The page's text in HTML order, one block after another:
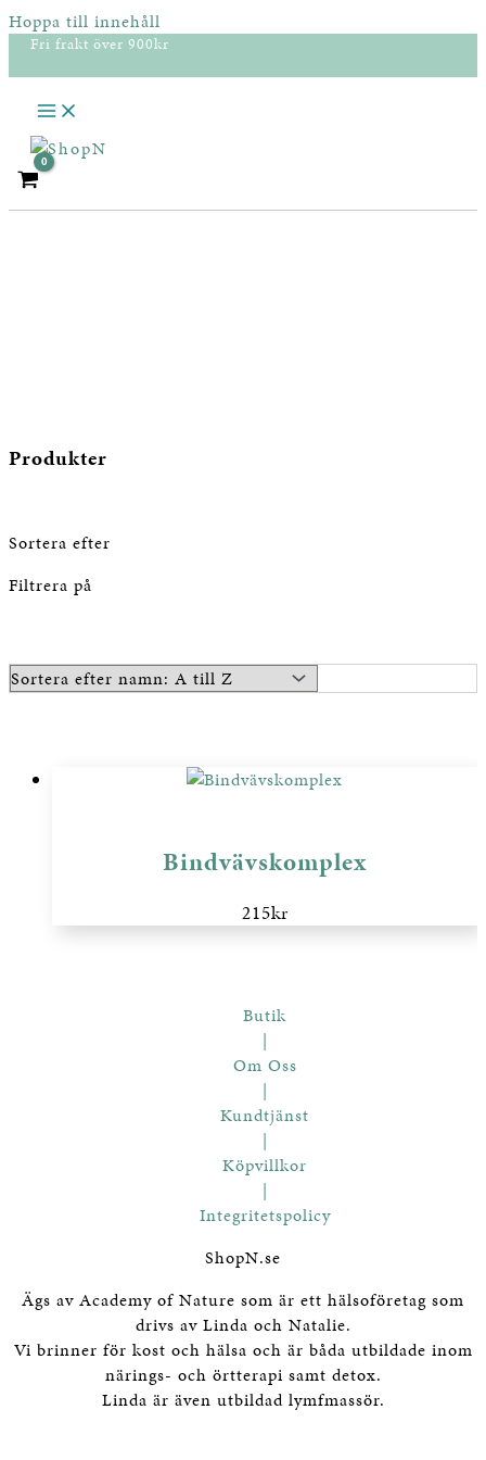
Hoppa till innehåll
Fri frakt över 900kr
Produkter
Sortera efter
Filtrera på
Bindvävskomplex
215kr
Butik
|
Om Oss
|
Kundtjänst
|
Köpvillkor
|
Integritetspolicy
ShopN.se
Ägs av Academy of Nature som är ett hälsoföretag som
drivs av Linda och Natalie.
Vi brinner för kost och hälsa och är båda utbildade inom
närings- och örtterapi samt detox.
Linda är även utbildad lymfmassör.